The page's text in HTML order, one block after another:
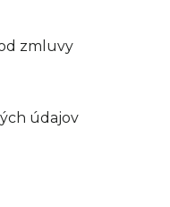
zmluvy
údajov